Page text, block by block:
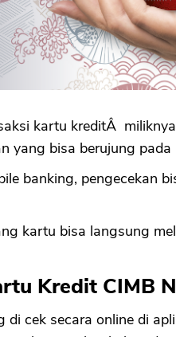
kartu kreditÂ
yang bisa berujung
banking, pengecekan
kartu bisa langsung
Kredit CIMB
cek secara online di